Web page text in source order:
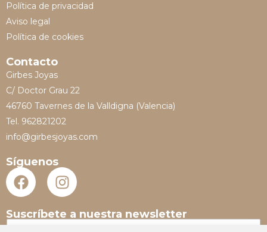
Política de privacidad
Aviso legal
Política de cookies
Contacto
Girbes Joyas
C/ Doctor Grau 22
46760 Tavernes de la Valldigna (Valencia)
Tel. 962821202
info@girbesjoyas.com
Síguenos
Suscríbete a nuestra newsletter
N